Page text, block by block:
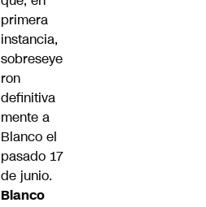
primera
instancia,
sobreseye
ron
definitiva
mente a
Blanco el
pasado 17
de junio.
Blanco